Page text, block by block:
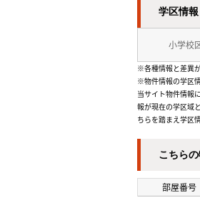
学区情報
小学校
※各種情報と差異
※物件情報の学区
当サイト物件情報
報が現在の学区域
ちらを踏まえ学区
こちら
部屋番号